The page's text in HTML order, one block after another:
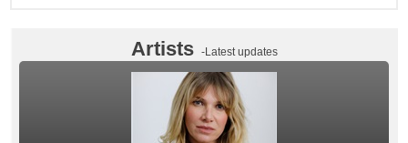
Artists -Latest updates